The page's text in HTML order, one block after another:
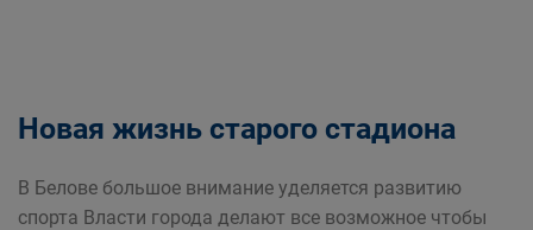
Новая жизнь старого стадиона
В Белове большое внимание уделяется развитию
спорта Власти города делают все возможное чтобы